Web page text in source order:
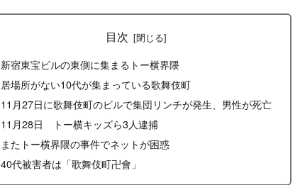
目次
新宿東宝ビルの東側に集まるトー横界隈
居場所がない10代が集まっている歌舞伎町
11月27日に歌舞伎町のビルで集団リンチが発生、男性が死亡
11月28日 トー横キッズら3人逮捕
またトー横界隈の事件でネットが困惑
40代被害者は「歌舞伎町卍會」